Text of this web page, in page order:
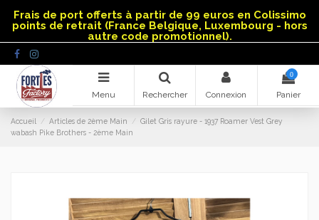
Frais de port offerts à partir de 99 euros en Colissimo
points de retrait (France Belgique, Luxembourg - hors
autre code promotionnel).
Menu Rechercher Connexion
0
Panier
Accueil Articles de 2ème Main
Gilet Gris rayure - 1937 Roamer Vest Grey
wabash Pike Brothers - 2ème Main